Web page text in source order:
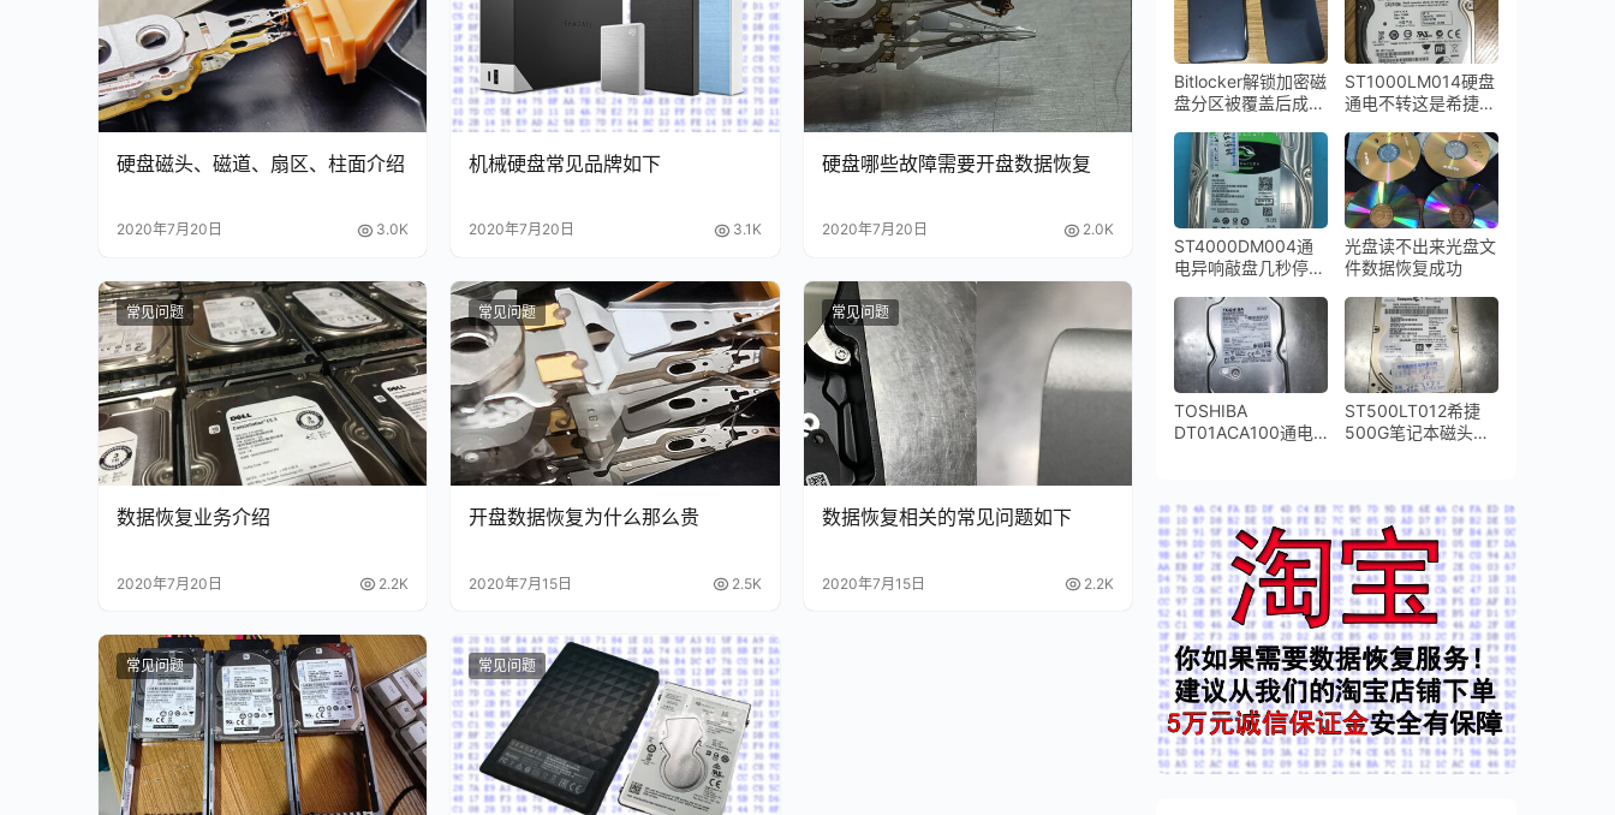
硬盘磁头、磁道、扇区、柱面介绍
2020年7月20日 3.0K
机械硬盘常见品牌如下
2020年7月20日 3.1K
硬盘哪些故障需要开盘数据恢复
2020年7月20日 2.0K
常见问题
数据恢复业务介绍
2020年7月20日 2.2K
常见问题
开盘数据恢复为什么那么贵
2020年7月15日 2.5K
常见问题
数据恢复相关的常见问题如下
2020年7月15日 2.2K
常见问题 常见问题
Bitlocker解锁加密磁
盘分区被覆盖后成功
ST1000LM014硬盘
通电不转这是希捷
的NAND芯片故障通
病问题数据恢复方法
ST4000DM004通
电异响敲盘几秒停转
数据恢复完美成功
光盘读不出来光盘文
件数据恢复成功
TOSHIBA
DT01ACA100通电
ST500LT012希捷
500G笔记本磁头损